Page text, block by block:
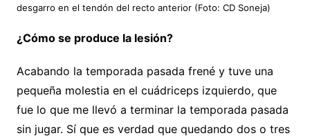
desgarro en el tendón del recto anterior (Foto: CD Soneja)
¿Cómo se produce la lesión?
Acabando la temporada pasada frené y tuve una
pequeña molestia en el cuádriceps izquierdo, que
fue lo que me llevó a terminar la temporada pasada
sin jugar. Sí que es verdad que quedando dos o tres